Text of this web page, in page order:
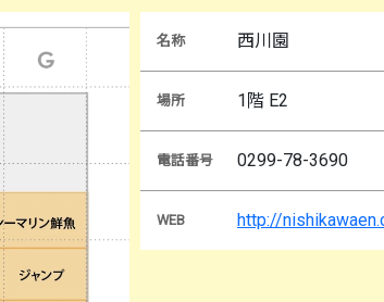
名称 西川園
場所 1階 E2
電話番号 0299-78-3690
WEB http://